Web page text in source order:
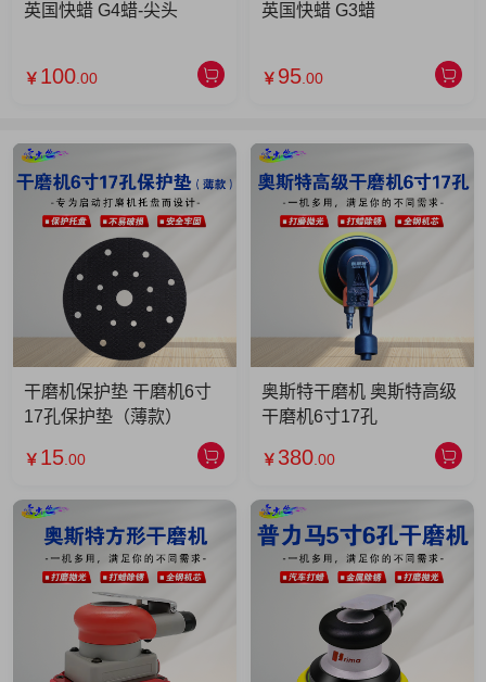
英国快蜡 G4蜡-尖头
￥ 100 .00
英国快蜡 G3蜡
￥ 95 .00
干磨机保护垫 干磨机6寸
17孔保护垫（薄款）
￥ 15 .00
奥斯特干磨机 奥斯特高级
干磨机6寸17孔
￥ 380 .00